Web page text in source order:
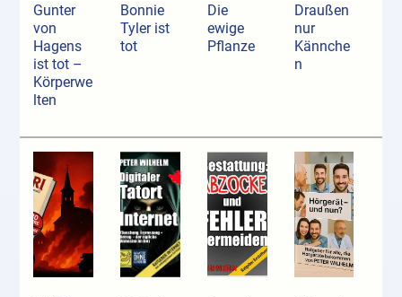
Gunter
von
Hagens
ist tot –
Körperwe
lten
Bonnie
Tyler ist
tot
Die
ewige
Pflanze
Draußen
nur
Kännche
n